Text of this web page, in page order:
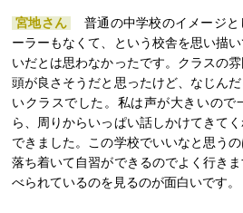
宮地さん
普通の中学校のイメージ
ーラーもなくて、という校舎を思い描
いだとは思わなかったです。クラスの
頭が良さそうだと思ったけど、なじん
いクラスでした。私は声が大きいので
ら、周りからいっぱい話しかけてきて
できました。この学校でいいなと思う
落ち着いて自習ができるのでよく行き
べられているのを見るのが面白いです。